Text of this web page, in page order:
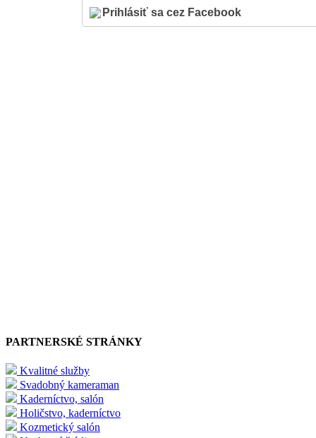
PARTNERSKÉ STRÁNKY
Kvalitné služby
Svadobný kameraman
Kaderníctvo, salón
Holičstvo, kaderníctvo
Kozmetický salón